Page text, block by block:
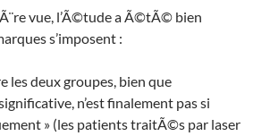
vue, l’Ã©tude a Ã©tÃ© bien
s’imposent :
les deux groupes, bien que
n’est finalement pas si
» (les patients traitÃ©s par laser